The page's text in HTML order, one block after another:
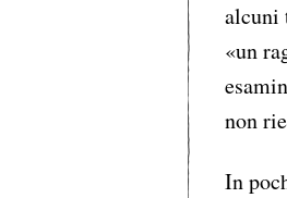
alcuni
«un
non
In